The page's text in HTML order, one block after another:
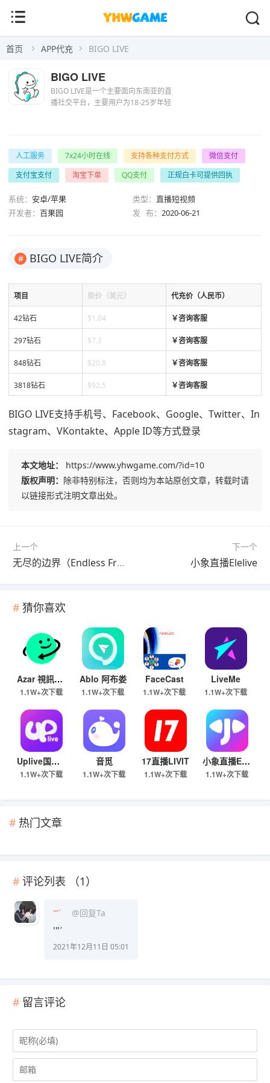
首页 APP代充 BIGO LIVE
BIGO LIVE是一个主要面向东南亚的直
播社交平台，主要用户为18-25岁年轻
活和想法，...
BIGO LIVE
人工服务 7x24小时在线 支持各种支付方式
微信支付
支付宝支付
淘宝下单 QQ支付 正规白卡可提供回执
系统： 安卓/苹果 类型： 直播短视频
开发者： 百果园 发 布： 2020-06-21
# BIGO LIVE简介
项目 原价（美元） 代充价（人民币）
42钻石 $1.04 ￥咨询客服
297钻石 $7.3 ￥咨询客服
848钻石 $20.8 ￥咨询客服
3818钻石 $92.5 ￥咨询客服
BIGO LIVE支持手机号、Facebook、Google、Twitter、In
stagram、VKontakte、Apple ID等方式登录
本文地址：
https://www.yhwgame.com/?id=10
版权声明： 除非特别标注，否则均为本站原创文章，转载时请
以链接形式注明文章出处。
上一个
无尽的边界（Endless Frontier）
下一个
小象直播Elelive
猜你喜欢
Azar 視訊聊天和通話信差
1.1W+次下载
Ablo 阿布娄
1.1W+次下载
FaceCast
1.1W+次下载
LiveMe
1.1W+次下载
Uplive国际版
1.1W+次下载
音觅
1.1W+次下载
17直播LIVIT
1.1W+次下载
小象直播Elelive
1.1W+次下载
热门文章
评论列表 （1）
'"˃ @回复Ta
'"˃
2021年12月11日 05:01
留言评论